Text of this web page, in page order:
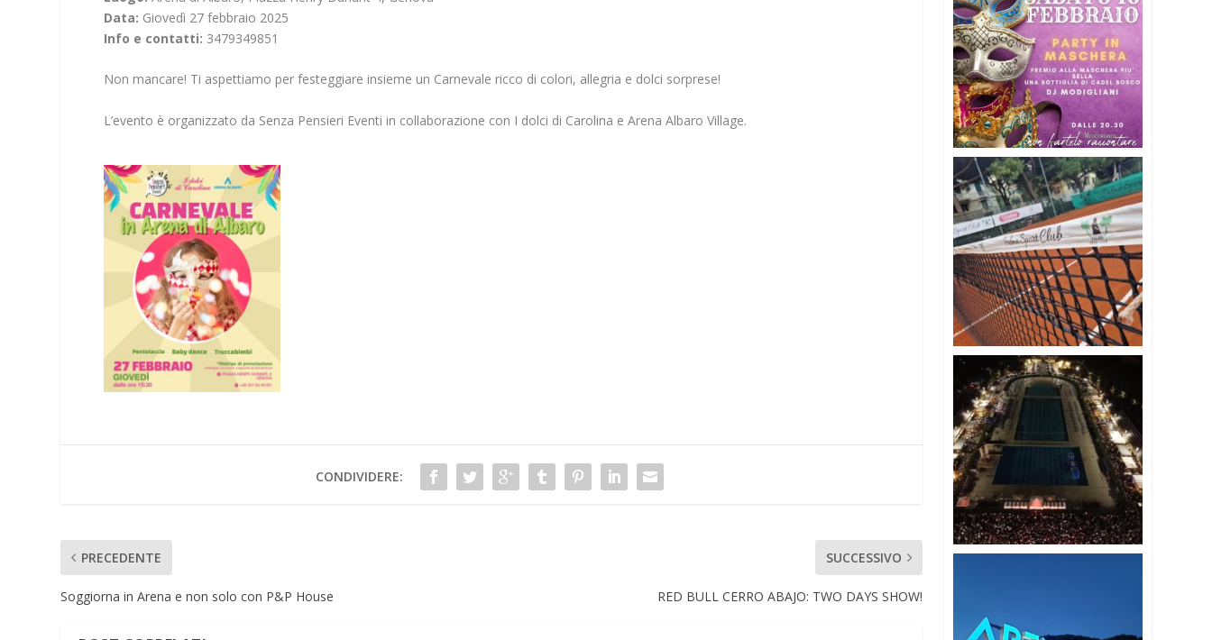
Data: Giovedì 27 febbraio 2025
Info e contatti: 3479349851
Non mancare! Ti aspettiamo per festeggiare insieme un Carnevale ricco di colori, allegria e dolci sorprese!
L’evento è organizzato da Senza Pensieri Eventi in collaborazione con I dolci di Carolina e Arena Albaro Village.
CONDIVIDERE:
PRECEDENTE
Soggiorna in Arena e non solo con P&P House
SUCCESSIVO
RED BULL CERRO ABAJO: TWO DAYS SHOW!